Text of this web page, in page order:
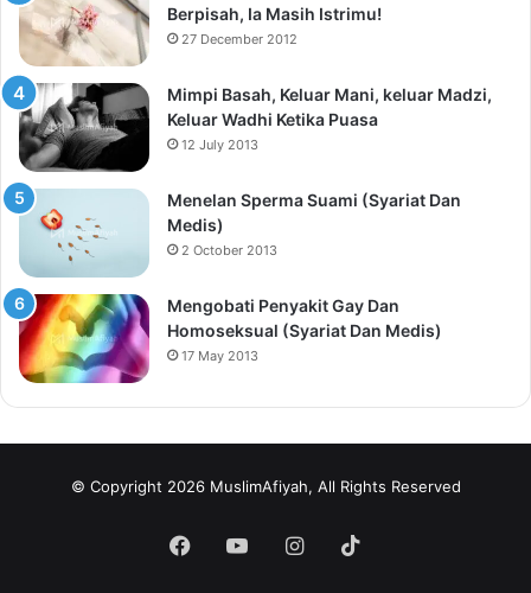
Berpisah, Ia Masih Istrimu!
27 December 2012
Mimpi Basah, Keluar Mani, keluar Madzi,
Keluar Wadhi Ketika Puasa
12 July 2013
Menelan Sperma Suami (Syariat Dan
Medis)
2 October 2013
Mengobati Penyakit Gay Dan
Homoseksual (Syariat Dan Medis)
17 May 2013
© Copyright 2026 MuslimAfiyah, All Rights Reserved
Facebook
YouTubeInstagram